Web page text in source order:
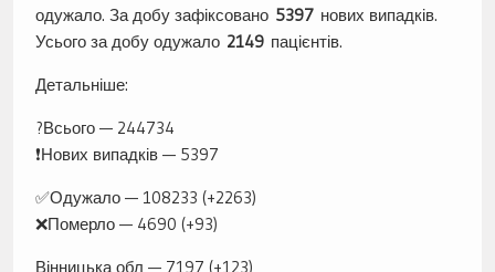
одужало. За добу зафіксовано 5397нових випадків.
Усього за добу одужало 2149пацієнтів.
Детальніше:
?Всього — 244734
❗️Нових випадків — 5397
✅Одужало — 108233 (+2263)
❌Померло — 4690 (+93)
Вінницька обл — 7197 (+123)